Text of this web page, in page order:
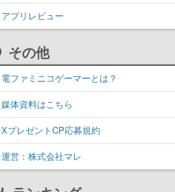
アプリレビュー
その他
電ファミニコゲーマーとは？
媒体資料はこちら
XプレゼントCP応募規約
運営：株式会社マレ